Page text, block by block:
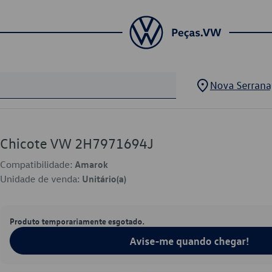
Nova Serrana
Chicote VW 2H7971694J
Compatibilidade: Amarok
Unidade de venda: Unitário(a)
Produto temporariamente esgotado.
Avise-me quando chegar!